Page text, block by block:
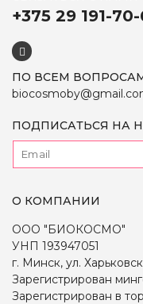
+375 29 191-
ПО ВСЕМ
ПОДПИСАТЬСЯ НА
О КОМПАНИИ
ООО "БИОКОСМО"
УНП 193947051
г. Минск, ул.
Зарегистрирован
Зарегистрирован в